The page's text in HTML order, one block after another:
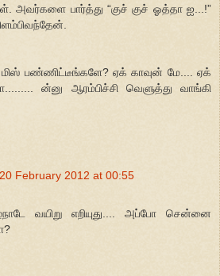
அவர்களை பார்த்து “குச் குச் ஓத்தா ஐ...!”
பண்ணிட்டீங்களே? ஏக் காவுன் மே.... ஏக்
ன்னு ஆரம்பிச்சி வெளுத்து வாங்கி
20 February 2012 at 00:55
வயிறு எறியுது.... அப்போ சென்னை